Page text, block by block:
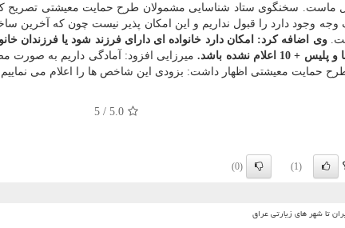
ماست. سخنگوی ستاد شناسایی مشمولان طرح حمایت معیشتی تصریح
وجه وجود دارد را قبول نداریم و این امكان پذیر نیست چون كه آخرین
وی اضافه كرد: امكان دارد خانواده ای دارای فرزند شود یا فرزندان
نشده باشد.
میرزایی افزود: آمادگی داریم به صورت
حمایت معیشتی اظهار داشت: بزودی این شاخص ها را اعلام می نماییم.
5.0
/
5
(1)
(0)
تا شهر های زیارتی عراق